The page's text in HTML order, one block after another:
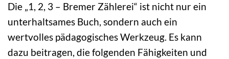
Die „1, 2, 3 – Bremer Zählerei“ ist nicht nur ein
unterhaltsames Buch, sondern auch ein
wertvolles pädagogisches Werkzeug. Es kann
dazu beitragen, die folgenden Fähigkeiten und